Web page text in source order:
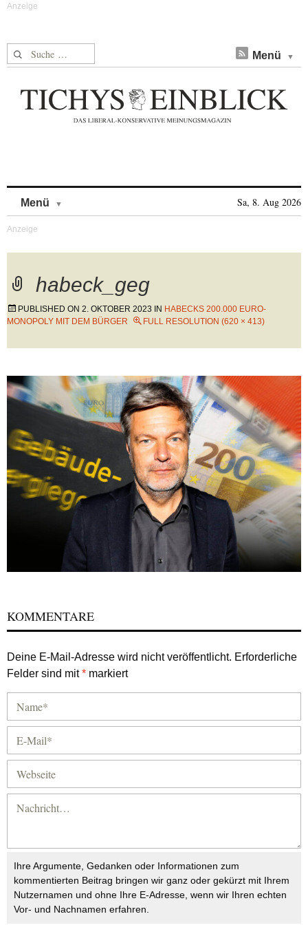
Suche nach: Menü
Menü Sa, 8. Aug 2026
habeck_geg
PUBLISHED ON 2. OKTOBER 2023 IN HABECKS 200.000 EURO-
MONOPOLY MIT DEM BÜRGER
FULL RESOLUTION (620 × 413)
KOMMENTARE
Deine E-Mail-Adresse wird nicht veröffentlicht. Erforderliche
Felder sind mit* markiert
Ihre Argumente, Gedanken oder Informationen zum
kommentierten Beitrag bringen wir ganz oder gekürzt mit Ihrem
Nutzernamen und ohne Ihre E-Adresse, wenn wir Ihren echten
Vor- und Nachnamen erfahren.